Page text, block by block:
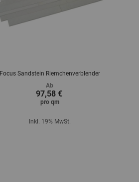
Focus Sandstein Riemchenverblender
Ab
97,58 €
pro qm
Inkl. 19% MwSt.